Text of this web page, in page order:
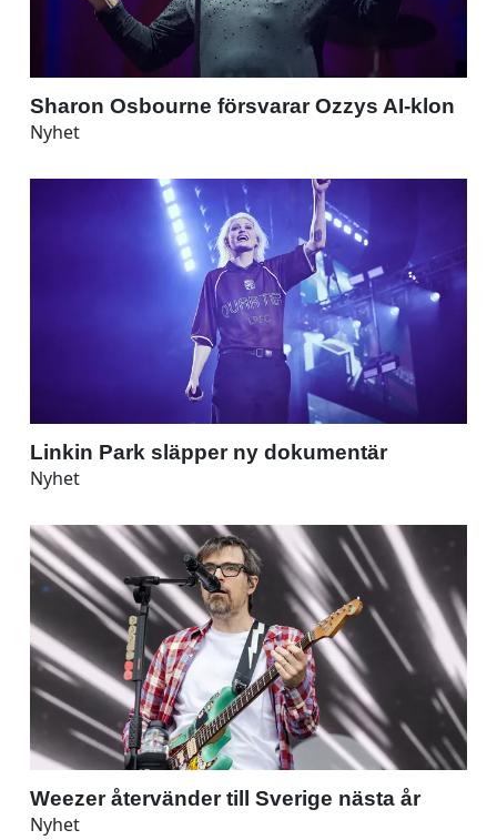
Sharon Osbourne försvarar Ozzys AI-klon
Nyhet
Linkin Park släpper ny dokumentär
Nyhet
Weezer återvänder till Sverige nästa år
Nyhet